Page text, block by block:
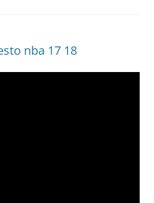
nba 17 18